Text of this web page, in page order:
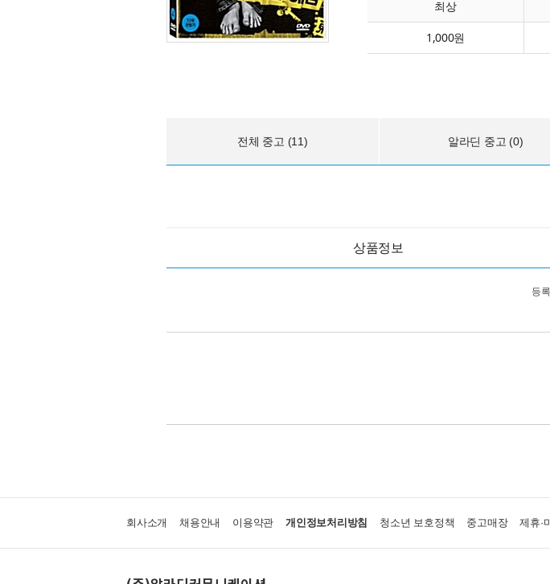
최상
1,000원
전체 중고 (11) 알라딘 중고 (0)
상품정보
등
회사소개 채용안내 이용약관 개인정보처리방침 청소년 보호정책 중고매장 제휴·